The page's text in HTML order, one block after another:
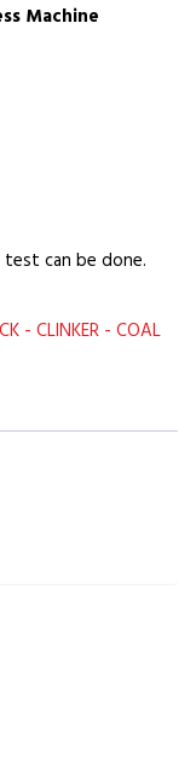
Machine
can be done.
- CLINKER - COAL